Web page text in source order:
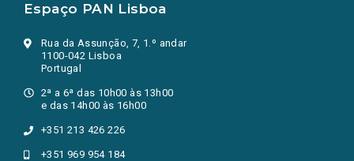
Espaço PAN Lisboa
Rua da Assunção, 7, 1.º andar
1100-042 Lisboa
Portugal
2ª a 6ª das 10h00 às 13h00
e das 14h00 às 16h00
+351 213 426 226
+351 969 954 184